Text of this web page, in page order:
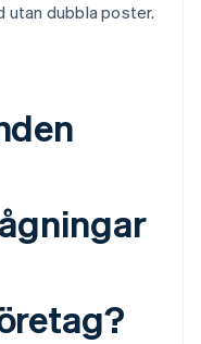
dubbla poster.